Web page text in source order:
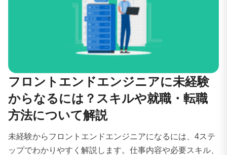
フロントエンドエンジニアに未経験
からなるには？スキルや就職・転職
方法について解説
未経験からフロントエンドエンジニアになるには、4ステ
ップでわかりやすく解説します。仕事内容や必要スキル、